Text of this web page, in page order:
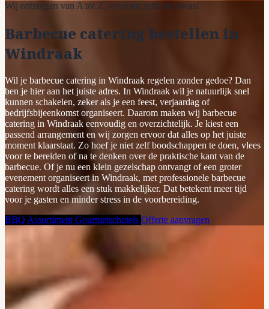
Wij ontzorgen van A tot Z, we doen zelfs de afwas!
Barbecue catering bestellen in
Windraak
Wil je barbecue catering in Windraak regelen zonder gedoe? Dan
ben je hier aan het juiste adres. In Windraak wil je natuurlijk snel
kunnen schakelen, zeker als je een feest, verjaardag of
bedrijfsbijeenkomst organiseert. Daarom maken wij barbecue
catering in Windraak eenvoudig en overzichtelijk. Je kiest een
passend arrangement en wij zorgen ervoor dat alles op het juiste
moment klaarstaat. Zo hoef je niet zelf boodschappen te doen, vlees
voor te bereiden of na te denken over de praktische kant van de
barbecue. Of je nu een klein gezelschap ontvangt of een groter
evenement organiseert in Windraak, met professionele barbecue
catering wordt alles een stuk makkelijker. Dat betekent meer tijd
voor je gasten en minder stress in de voorbereiding.
BBQ Assortiment Gourmetschotels Offerte aanvragen